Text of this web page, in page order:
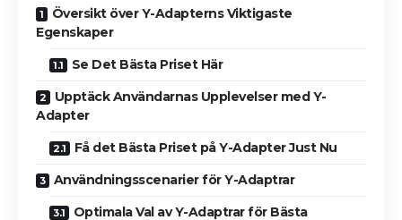
Översikt över Y-Adapterns Viktigaste
Egenskaper
Se Det Bästa Priset Här
Upptäck Användarnas Upplevelser med Y-
Adapter
Få det Bästa Priset på Y-Adapter Just Nu
Användningsscenarier för Y-Adaptrar
Optimala Val av Y-Adaptrar för Bästa